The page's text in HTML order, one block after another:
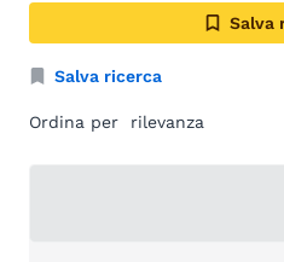
Salva
Salva ricerca
Ordina per